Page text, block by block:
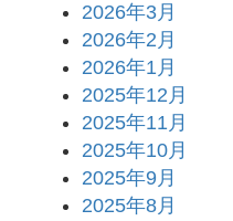
2026年3月
2026年2月
2026年1月
2025年12月
2025年11月
2025年10月
2025年9月
2025年8月